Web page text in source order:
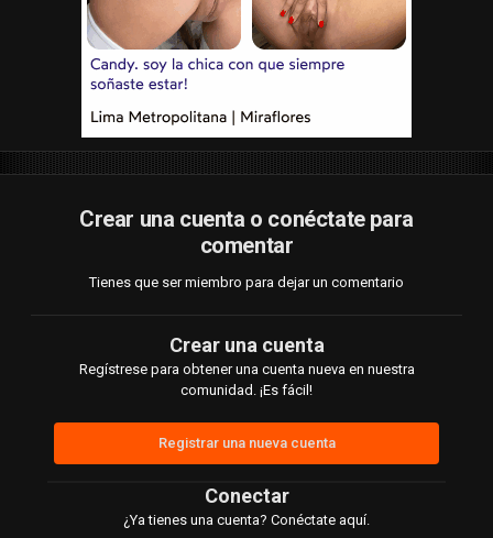
Crear una cuenta o conéctate para
comentar
Tienes que ser miembro para dejar un comentario
Crear una cuenta
Regístrese para obtener una cuenta nueva en nuestra
comunidad. ¡Es fácil!
Registrar una nueva cuenta
Conectar
¿Ya tienes una cuenta? Conéctate aquí.